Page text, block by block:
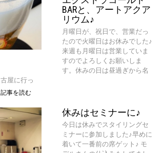
BARと、アートアクア
リウム♪
月曜日が、祝日で、営業だっ
たので火曜日はお休みでした♪
来週も月曜日は営業していま
すのでよろしくお願いしま
す。休みの日は昼過ぎから名
古屋に行っ
記事を読む
休みはセミナーに♪
今日は休みでスタイリングセ
ミナーに参加しました♪早めに
着いて一番前の席ゲット♪ モ